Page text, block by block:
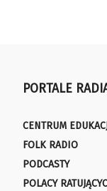
PORTALE
CENTRUM
FOLK RADIO
PODCASTY
POLACY